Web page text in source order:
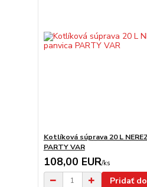
Kotlíková súprava 20 L
PARTY VAR
108,00 EUR/ks
Pridať